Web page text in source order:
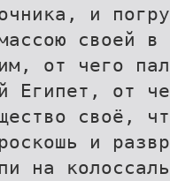
и
своей
от чего
Египет, от
своё,
и
на